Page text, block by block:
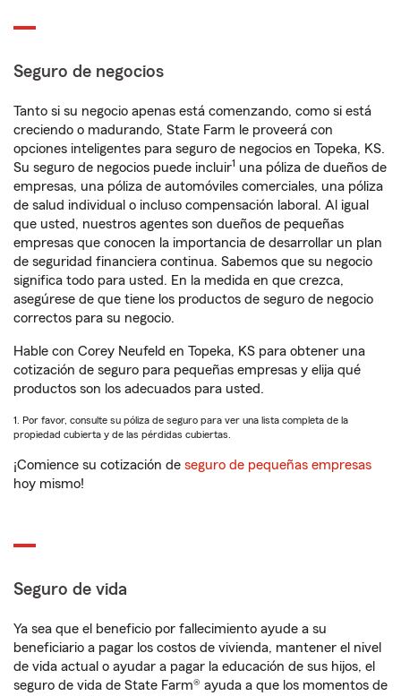
Seguro de negocios
Tanto si su negocio apenas está comenzando, como si está
creciendo o madurando, State Farm le proveerá con
opciones inteligentes para seguro de negocios en Topeka, KS.
Su seguro de negocios puede incluir1 una póliza de dueños de
empresas, una póliza de automóviles comerciales, una póliza
de salud individual o incluso compensación laboral. Al igual
que usted, nuestros agentes son dueños de pequeñas
empresas que conocen la importancia de desarrollar un plan
de seguridad financiera continua. Sabemos que su negocio
significa todo para usted. En la medida en que crezca,
asegúrese de que tiene los productos de seguro de negocio
correctos para su negocio.
Hable con Corey Neufeld en Topeka, KS para obtener una
cotización de seguro para pequeñas empresas y elija qué
productos son los adecuados para usted.
1. Por favor, consulte su póliza de seguro para ver una lista completa de la
propiedad cubierta y de las pérdidas cubiertas.
¡Comience su cotización de seguro de pequeñas empresas
hoy mismo!
Seguro de vida
Ya sea que el beneficio por fallecimiento ayude a su
beneficiario a pagar los costos de vivienda, mantener el nivel
de vida actual o ayudar a pagar la educación de sus hijos, el
seguro de vida de State Farm® ayuda a que los momentos de